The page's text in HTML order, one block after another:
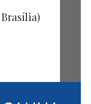
Brasília)